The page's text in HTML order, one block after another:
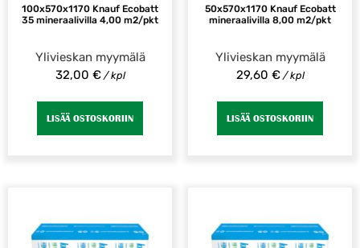
100x570x1170 Knauf Ecobatt
35 mineraalivilla 4,00 m2/pkt
Ylivieskan myymälä
32,00 €/ kpl
LISÄÄ OSTOSKORIIN
50x570x1170 Knauf Ecobatt
mineraalivilla 8,00 m2/pkt
Ylivieskan myymälä
29,60 €/ kpl
LISÄÄ OSTOSKORIIN